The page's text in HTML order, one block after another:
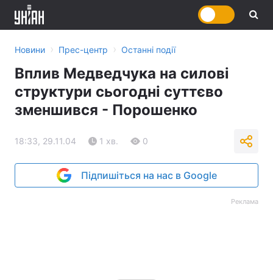
Новини › Прес-центр › Останні події
Вплив Медведчука на силові
структури сьогодні суттєво
зменшився - Порошенко
18:33, 29.11.04 1 хв. 0
Підпишіться на нас в Google
Реклама